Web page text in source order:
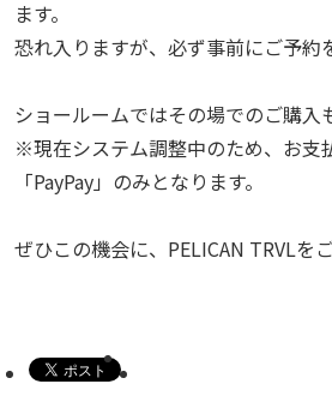
ます。
恐れ入りますが、必ず事前にご予約
ショールームではその場でのご購入
※現在システム調整中のため、お支
「PayPay」のみとなります。
ぜひこの機会に、PELICAN TRVLを